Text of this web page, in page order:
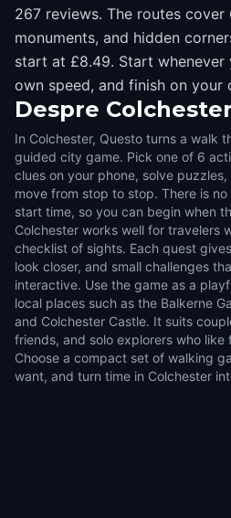
267 reviews. The routes cover
monuments, and hidden
start at £8.49. Start
own speed, and finish on your
Despre Colchester
In Colchester, Questo turns a walk
guided city game. Pick one of 6
clues on your phone, solve
move from stop to stop. There is
start time, so you can begin when
Colchester works well for travelers
checklist of sights. Each quest
look closer, and small challenges
interactive. Use the game as a
local places such as the Balkerne
and Colchester Castle. It suits
friends, and solo explorers who
Choose a compact set of walking
want, and turn time in Colchester